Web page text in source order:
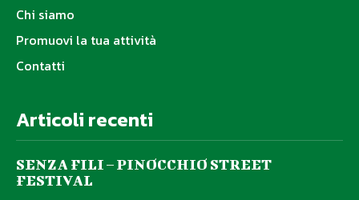
Chi siamo
Promuovi la tua attività
Contatti
Articoli recenti
SENZA FILI – PINOCCHIO STREET
FESTIVAL